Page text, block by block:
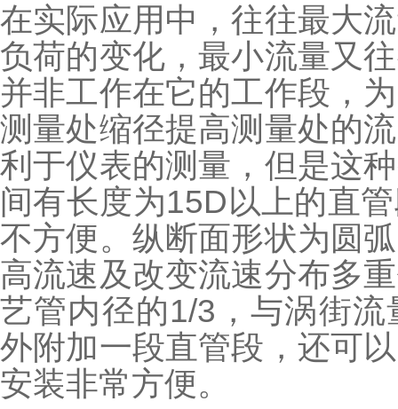
在实际应用中，往往最大
负荷的变化，最小流量又
并非工作在它的工作段，
测量处缩径提高测量处的
利于仪表的测量，但是这
间有长度为15D以上的直
不方便。纵断面形状为圆
高流速及改变流速分布多
艺管内径的1/3，与涡街
外附加一段直管段，还可
安装非常方便。